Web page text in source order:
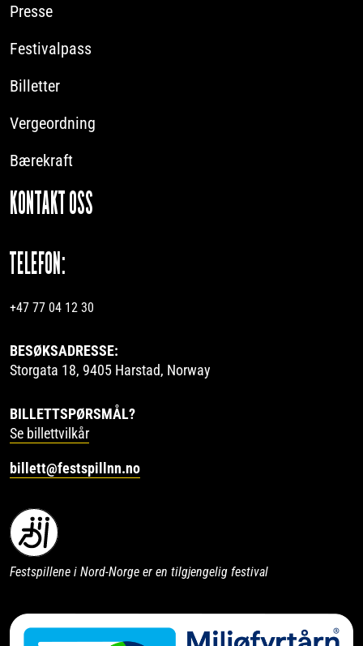
Presse
Festivalpass
Billetter
Vergeordning
Bærekraft
KONTAKT OSS
TELEFON:
+47 77 04 12 30
BESØKSADRESSE:
Storgata 18, 9405 Harstad, Norway
BILLETTSPØRSMÅL?
Se billettvilkår
billett@festspillnn.no
Festspillene i Nord-Norge er en tilgjengelig festival